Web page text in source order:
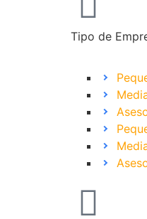
Tipo de